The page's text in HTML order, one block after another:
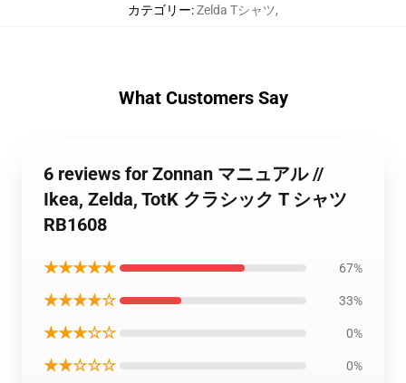
カテゴリー:Zelda Tシャツ,
What Customers Say
6 reviews for Zonnan マニュアル //
Ikea, Zelda, TotK クラシック T シャツ
RB1608
★★★★★ 67%
★★★★☆ 33%
★★★☆☆ 0%
★★☆☆☆ 0%